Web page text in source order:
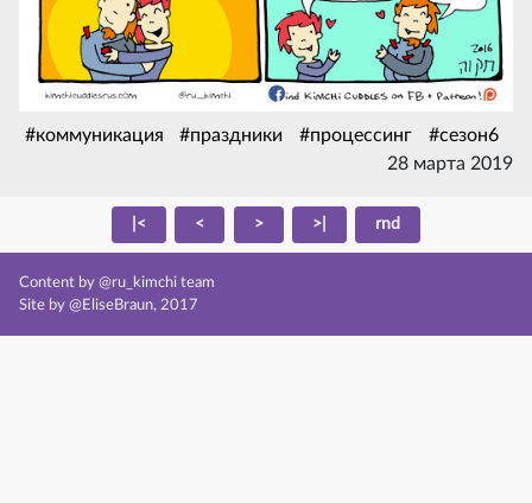
#коммуникация #праздники #процессинг
#сезон6
28 марта 2019
|< < > >| rnd
Content by @ru_kimchi team
Site by @EliseBraun, 2017